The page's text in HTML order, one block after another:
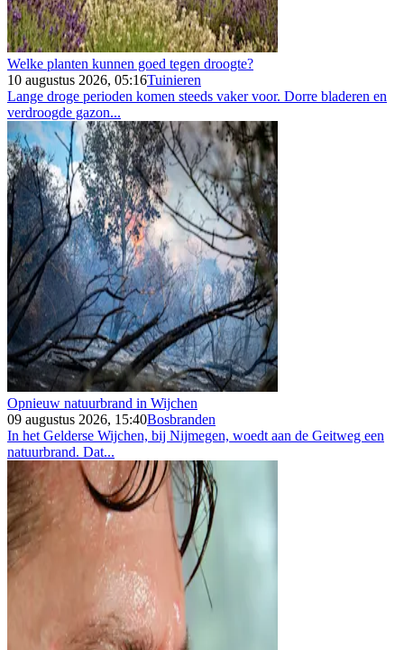
Welke planten kunnen goed tegen droogte?
10 augustus 2026, 05:16Tuinieren
Lange droge perioden komen steeds vaker voor. Dorre bladeren en
verdroogde gazon...
Opnieuw natuurbrand in Wijchen
09 augustus 2026, 15:40Bosbranden
In het Gelderse Wijchen, bij Nijmegen, woedt aan de Geitweg een
natuurbrand. Dat...